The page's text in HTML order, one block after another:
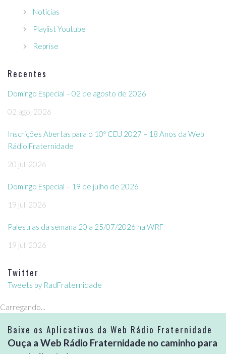
Notícias
Playlist Youtube
Reprise
Recentes
Domingo Especial – 02 de agosto de 2026
02 ago, 2026
Inscrições Abertas para o 10º CEU 2027 – 18 Anos da Web
Rádio Fraternidade
20 jul, 2026
Domingo Especial – 19 de julho de 2026
19 jul, 2026
Palestras da semana 20 a 25/07/2026 na WRF
19 jul, 2026
Twitter
Tweets by RadFraternidade
Carregando...
Baixe os Aplicativos da Web Rádio Fraternidade
Ouça a Web Rádio Fraternidade no caminho para